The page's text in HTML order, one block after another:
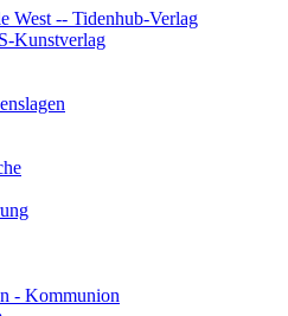
West -- Tidenhub-Verlag
Kunstverlag
- Kommunion